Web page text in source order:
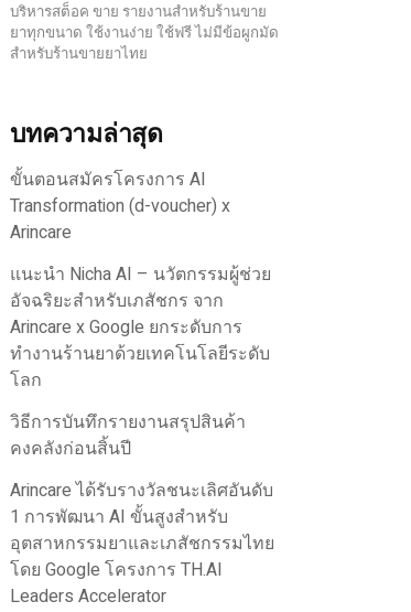
บริหารสต็อค ขาย รายงานสำหรับร้านขาย
ยาทุกขนาด ใช้งานง่าย ใช้ฟรี ไม่มีข้อผูกมัด
สำหรับร้านขายยาไทย
บทความล่าสุด
ขั้นตอนสมัครโครงการ AI
Transformation (d-voucher) x
Arincare
แนะนำ Nicha AI – นวัตกรรมผู้ช่วย
อัจฉริยะสำหรับเภสัชกร จาก
Arincare x Google ยกระดับการ
ทำงานร้านยาด้วยเทคโนโลยีระดับ
โลก
วิธีการบันทึกรายงานสรุปสินค้า
คงคลังก่อนสิ้นปี
Arincare ได้รับรางวัลชนะเลิศอันดับ
1 การพัฒนา AI ขั้นสูงสำหรับ
อุตสาหกรรมยาและเภสัชกรรมไทย
โดย Google โครงการ TH.AI
Leaders Accelerator